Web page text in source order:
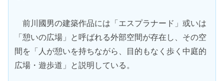
前川國男の建築作品には「エスプラナード」或いは
「憩いの広場」と呼ばれる外部空間が存在し、その空
間を「人が憩いを持ちながら、目的もなく歩く中庭的
広場・遊歩道」と説明している。